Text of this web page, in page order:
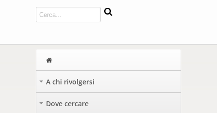
A chi rivolgersi
Dove cercare